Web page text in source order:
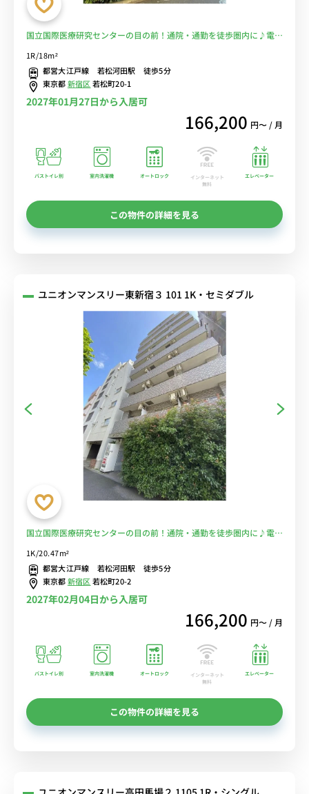
国立国際医療研究センターの目の前！通院・通勤を徒歩圏内に♪電車
1R/18m²
都営大江戸線 若松河田駅 徒歩5分
東京都新宿区若松町20-1
2027年01月27日から入居可
166,200 円〜 / 月
バストイレ別 室内洗濯機 オートロック
インターネット
無料
エレベーター
この物件の詳細を見る
ユニオンマンスリー東新宿３ 101 1K・セミダブル
国立国際医療研究センターの目の前！通院・通勤を徒歩圏内に♪電車
1K/20.47m²
都営大江戸線 若松河田駅 徒歩5分
東京都新宿区若松町20-2
2027年02月04日から入居可
166,200 円〜 / 月
バストイレ別 室内洗濯機 オートロック
インターネット
無料
エレベーター
この物件の詳細を見る